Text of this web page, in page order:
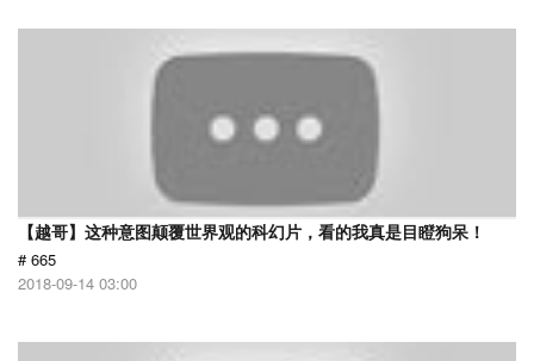
【越哥】这种意图颠覆世界观的科幻片，看的我真是目瞪狗呆！
# 665
2018-09-14 03:00